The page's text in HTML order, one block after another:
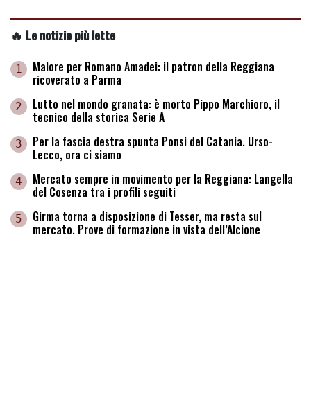
🔥 Le notizie più lette
1 Malore per Romano Amadei: il patron della Reggiana
ricoverato a Parma
2 Lutto nel mondo granata: è morto Pippo Marchioro, il
tecnico della storica Serie A
3 Per la fascia destra spunta Ponsi del Catania. Urso-
Lecco, ora ci siamo
4 Mercato sempre in movimento per la Reggiana: Langella
del Cosenza tra i profili seguiti
5 Girma torna a disposizione di Tesser, ma resta sul
mercato. Prove di formazione in vista dell’Alcione